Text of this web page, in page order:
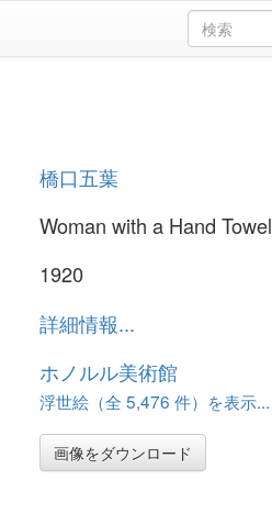
橋口五葉
Woman with a Hand Towel
1920
詳細情報...
ホノルル美術館
浮世絵（全 5,476 件）を表示...
画像をダウンロード